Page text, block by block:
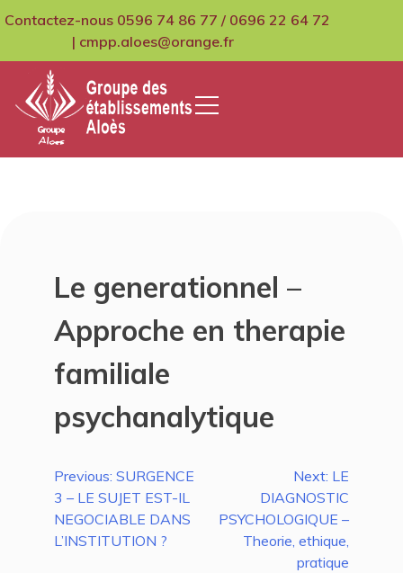
Contactez-nous 0596 74 86 77 / 0696 22 64 72
| cmpp.aloes@orange.fr
GCMPIH Aloes
Le generationnel –
Approche en therapie
familiale
psychanalytique
Navigation
de
l’article
Previous: SURGENCE
3 – LE SUJET EST-IL
NEGOCIABLE DANS
L’INSTITUTION ?
Next: LE
DIAGNOSTIC
PSYCHOLOGIQUE –
Theorie, ethique,
pratique